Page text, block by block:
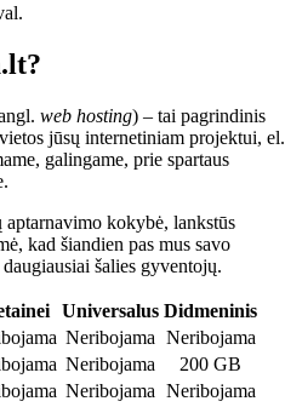
web hosting) – tai pagrindinis
jūsų internetiniam projektui, el.
galingame, prie spartaus
kokybė, lankstūs
kad šiandien pas mus savo
šalies gyventojų.
Universalus Didmeninis
Neribojama Neribojama
Neribojama
200 GB
Neribojama Neribojama